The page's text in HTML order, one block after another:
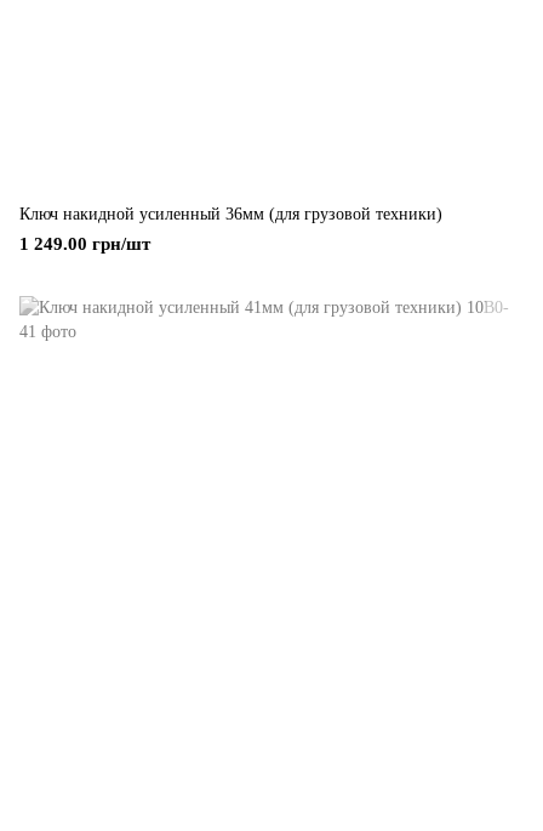
Ключ накидной усиленный 36мм (для грузовой техники)
1 249.00 грн/шт